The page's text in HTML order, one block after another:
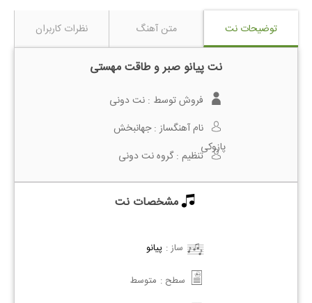
توضیحات نت متن آهنگ نظرات کاربران
نت پیانو صبر و طاقت مهستی
فروش توسط : نت دونی
نام آهنگساز :جهانبخش
پازوکی
تنظیم :گروه نت دونی
مشخصات نت
ساز : پیانو
سطح : متوسط